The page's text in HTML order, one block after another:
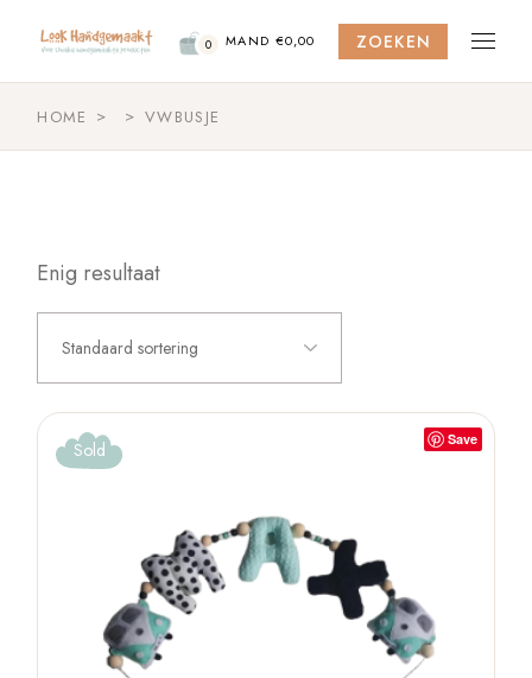
content
0 MAND €0,00 ZOEKEN
HOME VWBUSJE
Enig resultaat
Standaard sortering
Save
Sold